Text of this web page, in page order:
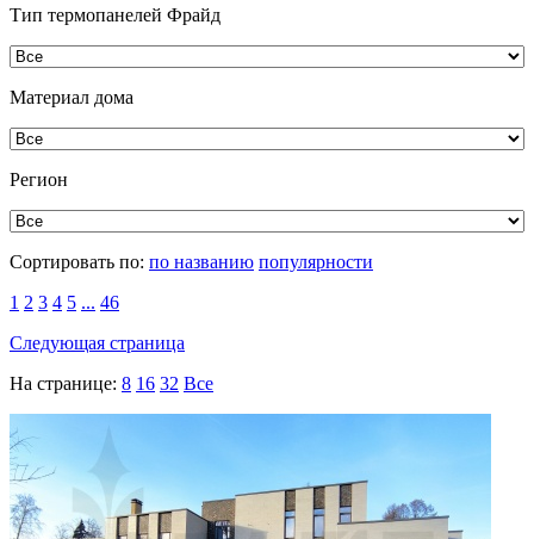
Тип термопанелей Фрайд
Материал дома
Регион
Сортировать по: по названию популярности
1 2 3 4 5 ... 46
Следующая страница
На странице: 8 16 32 Все